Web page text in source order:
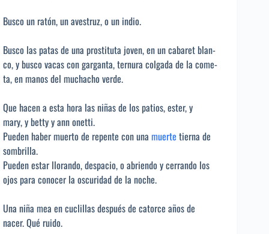
Busco un ratón, un avestruz, o un indio.
Busco las patas de una prostituta joven, en un cabaret blan-
co, y busco vacas con garganta, ternura colgada de la come-
ta, en manos del muchacho verde.
Que hacen a esta hora las niñas de los patios, ester, y
mary, y betty y ann onetti.
Pueden haber muerto de repente con una muerte tierna de
sombrilla.
Pueden estar llorando, despacio, o abriendo y cerrando los
ojos para conocer la oscuridad de la noche.
Una niña mea en cuclillas después de catorce años de
nacer. Qué ruido.